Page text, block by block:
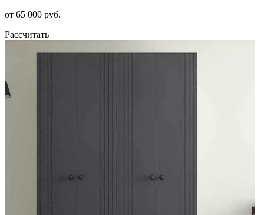
от 65 000 руб.
Рассчитать